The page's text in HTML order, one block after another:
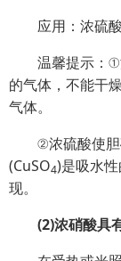
应用：浓硫
温馨提示：
的气体，不能干
气体。
②浓硫酸使
(CuSO4)是吸水
现。
(2)浓硝酸具